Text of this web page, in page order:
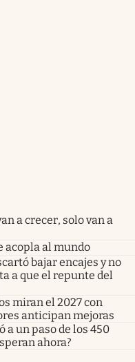
a crecer, solo van a
acopla al mundo
bajar encajes y no
a que el repunte del
miran el 2027 con
anticipan mejoras
a un paso de los 450
ahora?